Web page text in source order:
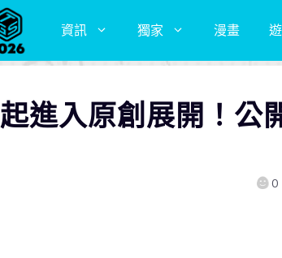
資訊 獨家 漫畫
進入原創展開！公
0